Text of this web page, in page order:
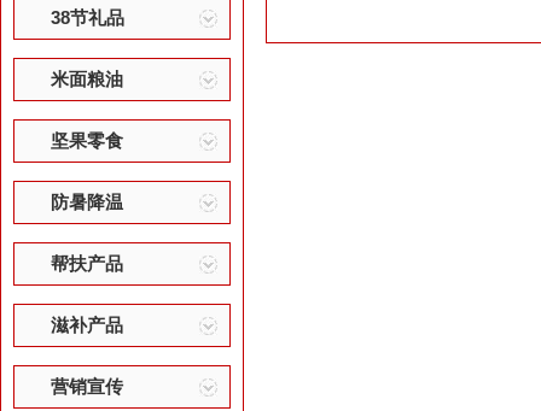
38节礼品
米面粮油
坚果零食
防暑降温
帮扶产品
滋补产品
营销宣传